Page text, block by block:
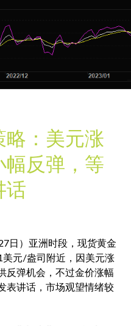
略：美元涨
幅反弹，等
话
日）亚洲时段， 现货黄金
美元/盎司附近，因美元涨
反弹机会，不过金价涨幅
表讲话，市场观望情绪较